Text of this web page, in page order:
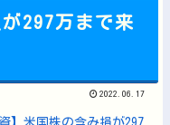
297万まで来
2022.06.17